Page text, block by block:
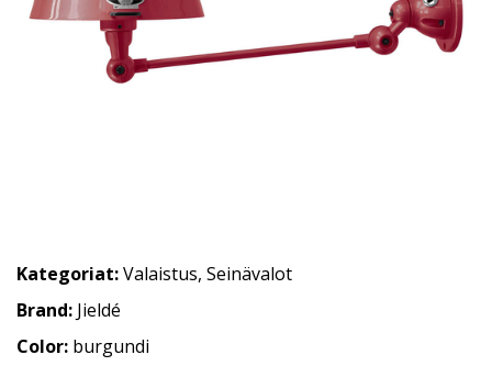
Kategoriat:Valaistus, Seinävalot
Brand: Jieldé
Color: burgundi